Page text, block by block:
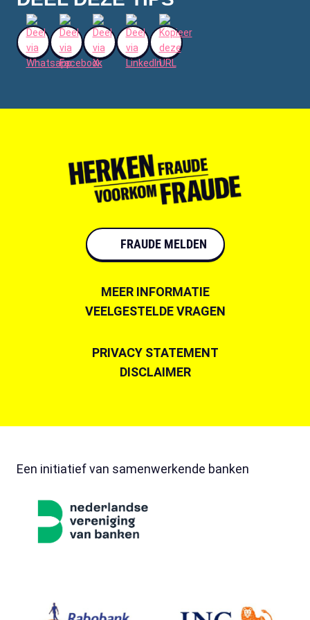
FRAUDE MELDEN
MEER INFORMATIE
VEELGESTELDE VRAGEN
PRIVACY STATEMENT
DISCLAIMER
Een initiatief van samenwerkende banken